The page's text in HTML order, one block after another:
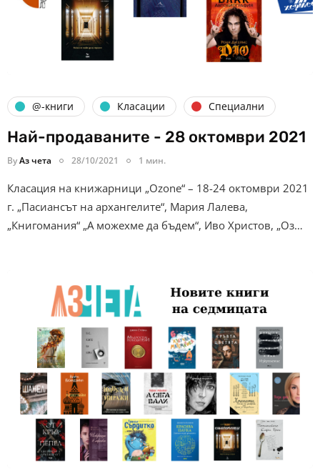
@-книги Класации Специални
Най-продаваните - 28 октомври 2021
ByАз чета 28/10/2021 1 мин.
Класация на книжарници „Ozone“ – 18-24 октомври 2021
г. „Пасиансът на архангелите“, Мария Лалева,
„Книгомания“ „А можехме да бъдем“, Иво Христов, „Оз…